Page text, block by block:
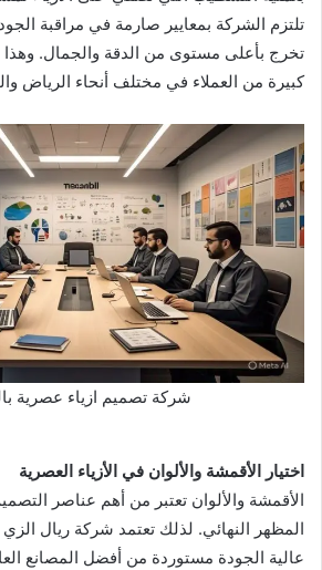
تلتزم الشركة بمعايير صارمة في مراقبة
تخرج بأعلى مستوى من الدقة والجمال. وهذا
كبيرة من العملاء في مختلف أنحاء الرياض
شركة تصميم ازياء عصرية
اختيار الأقمشة والألوان في الأزياء العصرية
الأقمشة والألوان تعتبر من أهم عناصر
المظهر النهائي. لذلك تعتمد شركة ريال
عالية الجودة مستوردة من أفضل المصانع